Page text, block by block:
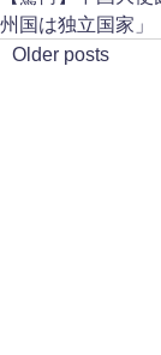
州国は独立国家」
Older posts